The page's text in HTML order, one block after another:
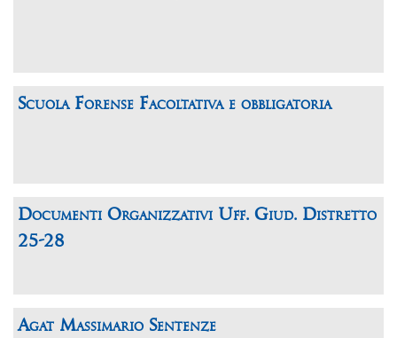
Scuola Forense Facoltativa e obbligatoria
Documenti Organizzativi Uff. Giud. Distretto
25-28
Agat Massimario Sentenze